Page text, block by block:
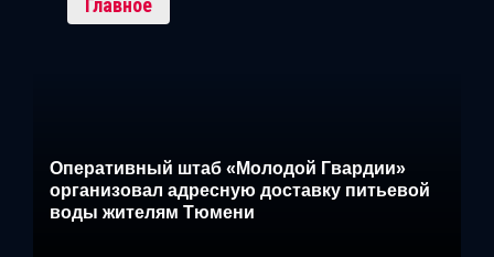
Главное
Оперативный штаб «Молодой Гвардии»
организовал адресную доставку питьевой
воды жителям Тюмени